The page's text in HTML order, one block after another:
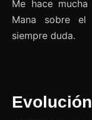
Me hace
Mana sobre
siempre duda.